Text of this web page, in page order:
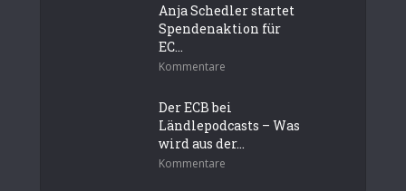
Anja Schedler startet
Spendenaktion für
EC...
Kommentare
Der ECB bei
Ländlepodcasts – Was
wird aus der...
Kommentare